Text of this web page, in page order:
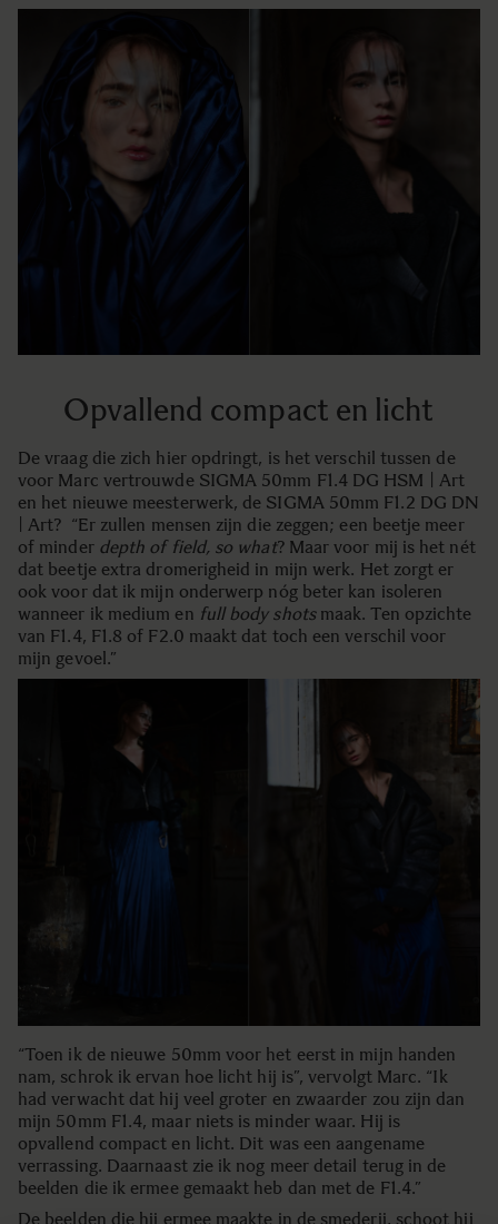
Opvallend compact en licht
De vraag die zich hier opdringt, is het verschil tussen de
voor Marc vertrouwde SIGMA 50mm F1.4 DG HSM | Art
en het nieuwe meesterwerk, de SIGMA 50mm F1.2 DG DN
| Art? “Er zullen mensen zijn die zeggen; een beetje meer
of minder depth of field, so what? Maar voor mij is het nét
dat beetje extra dromerigheid in mijn werk. Het zorgt er
ook voor dat ik mijn onderwerp nóg beter kan isoleren
wanneer ik medium en full body shotsmaak. Ten opzichte
van F1.4, F1.8 of F2.0 maakt dat toch een verschil voor
mijn gevoel.”
“Toen ik de nieuwe 50mm voor het eerst in mijn handen
nam, schrok ik ervan hoe licht hij is”, vervolgt Marc. “Ik
had verwacht dat hij veel groter en zwaarder zou zijn dan
mijn 50mm F1.4, maar niets is minder waar. Hij is
opvallend compact en licht. Dit was een aangename
verrassing. Daarnaast zie ik nog meer detail terug in de
beelden die ik ermee gemaakt heb dan met de F1.4.”
De beelden die hij ermee maakte in de smederij, schoot hij